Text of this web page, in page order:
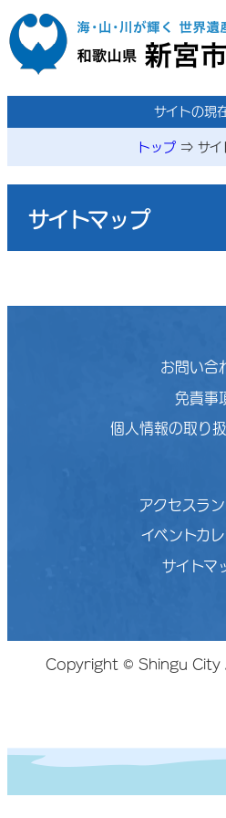
本文へ移動
サイトの現
トップ⇒ サイ
サイトマップ
お問い合
免責事
個人情報の取り
アクセスラ
イベントカ
サイトマ
Copyright © Shingu City